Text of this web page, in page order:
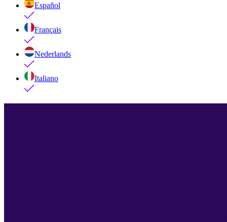
Español
Français
Nederlands
Italiano